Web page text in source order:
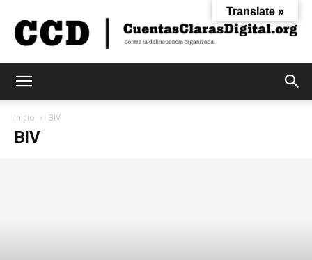
Inicio BIV
BIV
Translate »